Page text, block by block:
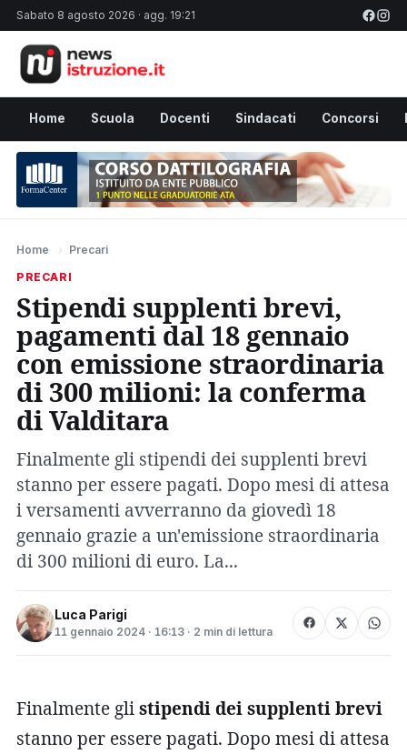
Sabato 8 agosto 2026 · agg. 19:21
Home Scuola Docenti Sindacati Concorsi
Home › Precari
PRECARI
Stipendi supplenti brevi,
pagamenti dal 18 gennaio
con emissione straordinaria
di 300 milioni: la conferma
di Valditara
Finalmente gli stipendi dei supplenti brevi
stanno per essere pagati. Dopo mesi di attesa
i versamenti avverranno da giovedì 18
gennaio grazie a un'emissione straordinaria
di 300 milioni di euro. La...
Luca Parigi
11 gennaio 2024 · 16:13 · 2 min di lettura
Finalmente glistipendi dei supplenti brevi
stanno per essere pagati. Dopo mesi di attesa